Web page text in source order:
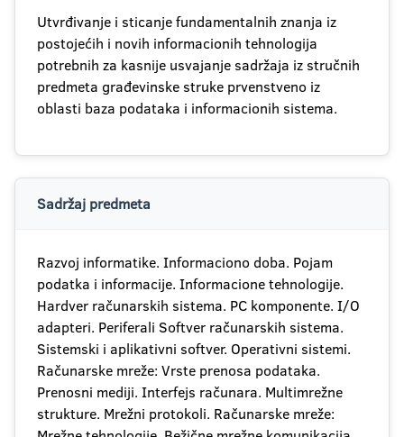
Utvrđivanje i sticanje fundamentalnih znanja iz
postojećih i novih informacionih tehnologija
potrebnih za kasnije usvajanje sadržaja iz stručnih
predmeta građevinske struke prvenstveno iz
oblasti baza podataka i informacionih sistema.
Sadržaj predmeta
Razvoj informatike. Informaciono doba. Pojam
podatka i informacije. Informacione tehnologije.
Hardver računarskih sistema. PC komponente. I/O
adapteri. Periferali Softver računarskih sistema.
Sistemski i aplikativni softver. Operativni sistemi.
Računarske mreže: Vrste prenosa podataka.
Prenosni mediji. Interfejs računara. Multimrežne
strukture. Mrežni protokoli. Računarske mreže: